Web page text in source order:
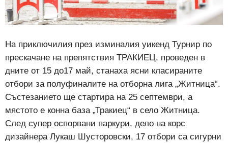
На приключилия през изминалия уикенд Турнир по
прескачане на препятствия ТРАКИЕЦ, проведен в
дните от 15 до17 май, станаха ясни класираните
отбори за полуфиналите на отборна лига „Житница“.
Състезанието ще стартира на 25 септември, а
мястото е конна база „Тракиец“ в село Житница.
След супер оспорвани паркури, дело на корс
дизайнера Лукаш Шусторовски, 17 отбори са сигурни